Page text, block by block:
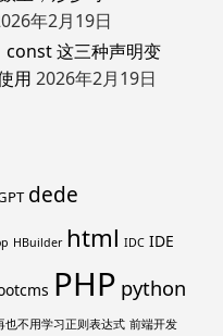
年2月19日
const 这三种声明变
用 2026年2月19日
dede
HBuilder html IDC IDE
PHP python
也不用学习正则表达式 前端开发